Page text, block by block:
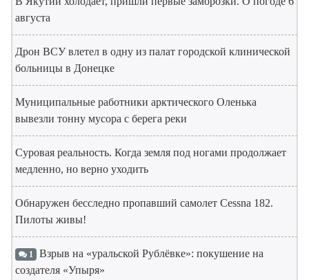
августа
Дрон ВСУ влетел в одну из палат городской клинической
больницы в Донецке
Муниципальные работники арктического Оленька
вывезли тонну мусора с берега реки
Суровая реальность. Когда земля под ногами продолжает
медленно, но верно уходить
Обнаружен бесследно пропавший самолет Cessna 182.
Пилоты живы!
1 Взрыв на «уральской Рублёвке»: покушение на
создателя «Упыря»